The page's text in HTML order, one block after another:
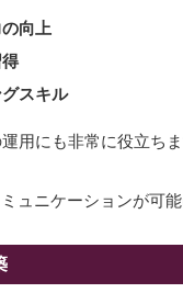
向上
スキル
用にも非常に役立ちま
ュニケーションが可